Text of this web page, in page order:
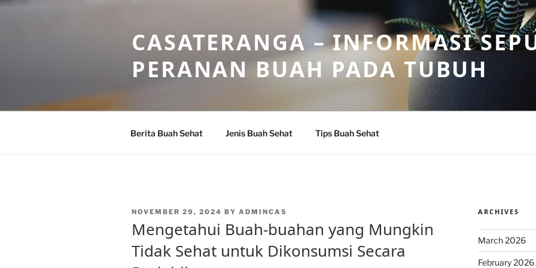
Skip
CASATERANGA – INFORMASI
PERANAN BUAH PADA TUBUH
Berita Buah Sehat Jenis Buah Sehat Tips Buah Sehat
POSTED
NOVEMBER 29, 2024 BY ADMINCAS
Mengetahui Buah-buahan yang Mungkin
Tidak Sehat untuk Dikonsumsi Secara
ARCHIVES
March 2026
February 2026